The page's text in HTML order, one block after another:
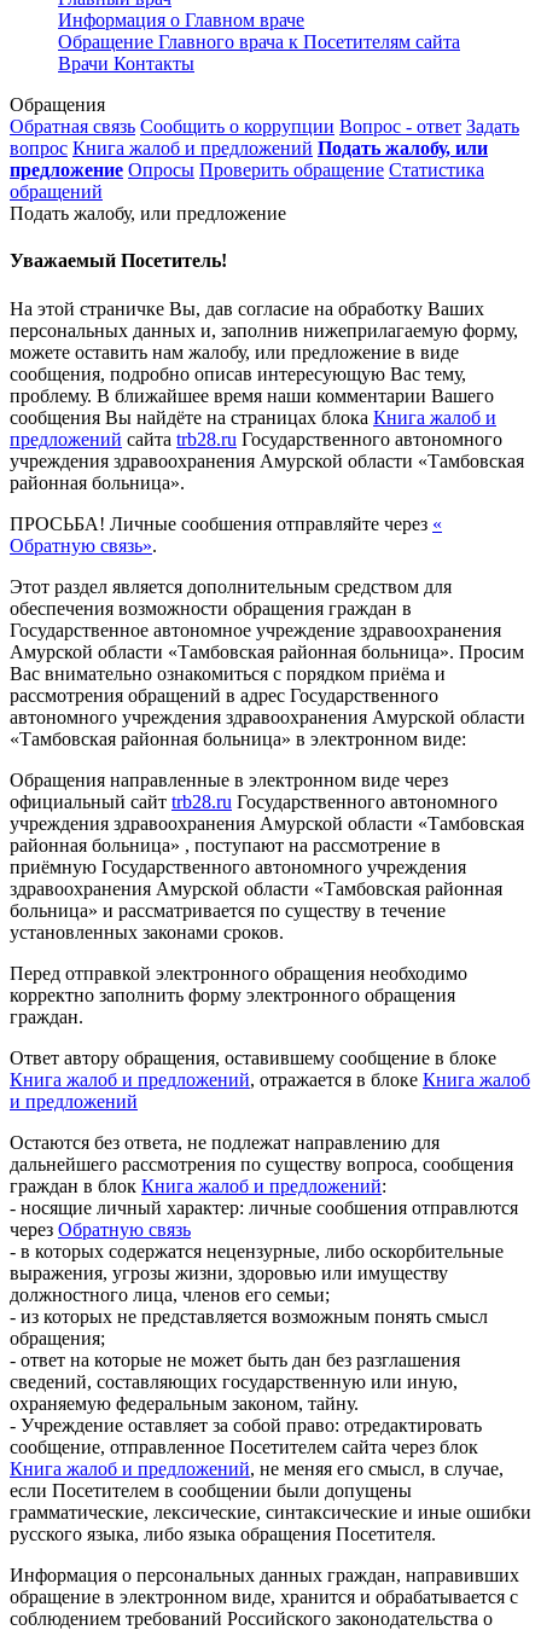
Информация о Главном враче
Обращение Главного врача к Посетителям сайта
Врачи Контакты
Обращения
Обратная связь Сообщить о коррупции Вопрос - ответ Задать
вопрос Книга жалоб и предложений Подать жалобу, или
предложение Опросы Проверить обращение Статистика
обращений
Подать жалобу, или предложение
Уважаемый Посетитель!
На этой страничке Вы, дав согласие на обработку Ваших
персональных данных и, заполнив нижеприлагаемую форму,
можете оставить нам жалобу, или предложение в виде
сообщения, подробно описав интересующую Вас тему,
проблему. В ближайшее время наши комментарии Вашего
сообщения Вы найдёте на страницах блока Книга жалоб и
предложений сайта trb28.ru Государственного автономного
учреждения здравоохранения Амурской области «Тамбовская
районная больница».
ПРОСЬБА! Личные сообшения отправляйте через «
Обратную связь».
Этот раздел является дополнительным средством для
обеспечения возможности обращения граждан в
Государственное автономное учреждение здравоохранения
Амурской области «Тамбовская районная больница». Просим
Вас внимательно ознакомиться с порядком приёма и
рассмотрения обращений в адрес Государственного
автономного учреждения здравоохранения Амурской области
«Тамбовская районная больница» в электронном виде:
Обращения направленные в электронном виде через
официальный сайт trb28.ru Государственного автономного
учреждения здравоохранения Амурской области «Тамбовская
районная больница» , поступают на рассмотрение в
приёмную Государственного автономного учреждения
здравоохранения Амурской области «Тамбовская районная
больница» и рассматривается по существу в течение
установленных законами сроков.
Перед отправкой электронного обращения необходимо
корректно заполнить форму электронного обращения
граждан.
Ответ автору обращения, оставившему сообщение в блоке
Книга жалоб и предложений, отражается в блоке Книга жалоб
и предложений
Остаются без ответа, не подлежат направлению для
дальнейшего рассмотрения по существу вопроса, сообщения
граждан в блок Книга жалоб и предложений:
- носящие личный характер: личные сообшения отправлются
через Обратную связь
- в которых содержатся нецензурные, либо оскорбительные
выражения, угрозы жизни, здоровью или имуществу
должностного лица, членов его семьи;
- из которых не представляется возможным понять смысл
обращения;
- ответ на которые не может быть дан без разглашения
сведений, составляющих государственную или иную,
охраняемую федеральным законом, тайну.
- Учреждение оставляет за собой право: отредактировать
сообщение, отправленное Посетителем сайта через блок
Книга жалоб и предложений, не меняя его смысл, в случае,
если Посетителем в сообщении были допущены
грамматические, лексические, синтаксические и иные ошибки
русского языка, либо языка обращения Посетителя.
Информация о персональных данных граждан, направивших
обращение в электронном виде, хранится и обрабатывается с
соблюдением требований Российского законодательства о